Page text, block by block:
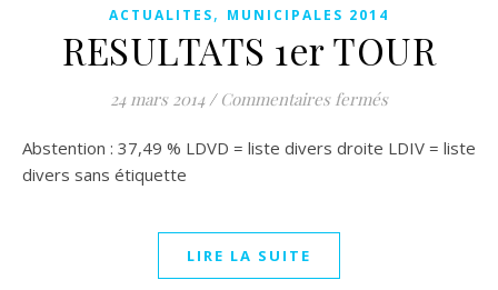
ACTUALITES, MUNICIPALES 2014
RESULTATS 1er TOUR
24 mars 2014 / Commentaires ferméssur
Abstention : 37,49 % LDVD = liste divers droite LDIV = liste
divers sans étiquette
LIRE LA SUITE